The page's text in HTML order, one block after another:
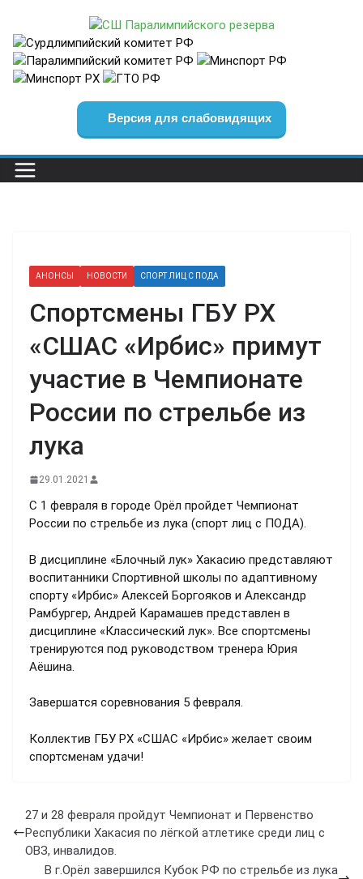
содержимому
Версия для слабовидящих
АНОНСЫ НОВОСТИ СПОРТ ЛИЦ С ПОДА
Спортсмены ГБУ РХ
«СШАС «Ирбис» примут
участие в Чемпионате
России по стрельбе из
лука
29.01.2021
С 1 февраля в городе Орёл пройдет Чемпионат
России по стрельбе из лука (спорт лиц с ПОДА).
В дисциплине «Блочный лук» Хакасию представляют
воспитанники Спортивной школы по адаптивному
спорту «Ирбис» Алексей Боргояков и Александр
Рамбургер, Андрей Карамашев представлен в
дисциплине «Классический лук». Все спортсмены
тренируются под руководством тренера Юрия
Аёшина.
Завершатся соревнования 5 февраля.
Коллектив ГБУ РХ «СШАС «Ирбис» желает своим
спортсменам удачи!
27 и 28 февраля пройдут Чемпионат и Первенство
Республики Хакасия по лёгкой атлетике среди лиц с
ОВЗ, инвалидов.
В г.Орёл завершился Кубок РФ по стрельбе из лука